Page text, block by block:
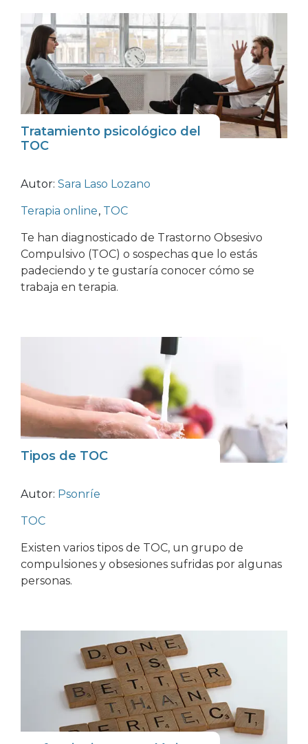
Tratamiento psicológico del
TOC
Autor: Sara Laso Lozano
Terapia online, TOC
Te han diagnosticado de Trastorno Obsesivo
Compulsivo (TOC) o sospechas que lo estás
padeciendo y te gustaría conocer cómo se
trabaja en terapia.
Tipos de TOC
Autor: Psonríe
TOC
Existen varios tipos de TOC, un grupo de
compulsiones y obsesiones sufridas por algunas
personas.